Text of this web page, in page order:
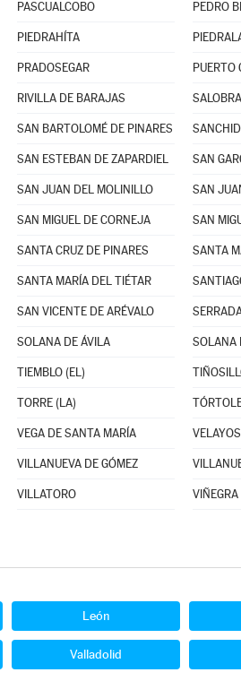
PASCUALCOBO PEDRO
PIEDRAHÍTA
PRADOSEGAR PUERTO
RIVILLA DE BARAJAS
SAN BARTOLOMÉ DE PINARES
SAN ESTEBAN DE ZAPARDIEL SAN
SAN JUAN DEL MOLINILLO SAN
SAN MIGUEL DE CORNEJA SAN
SANTA CRUZ DE PINARES SANTA
SANTA MARÍA DEL TIÉTAR
SAN VICENTE DE ARÉVALO
SOLANA DE ÁVILA SOLANA
TIEMBLO (EL)
TORRE (LA)
VEGA DE SANTA MARÍA VELAYOS
VILLANUEVA DE GÓMEZ
VILLATORO
León
Valladolid